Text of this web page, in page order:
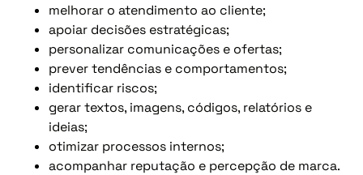
melhorar o atendimento ao cliente;
apoiar decisões estratégicas;
personalizar comunicações e ofertas;
prever tendências e comportamentos;
identificar riscos;
gerar textos, imagens, códigos, relatórios e
ideias;
otimizar processos internos;
acompanhar reputação e percepção de marca.